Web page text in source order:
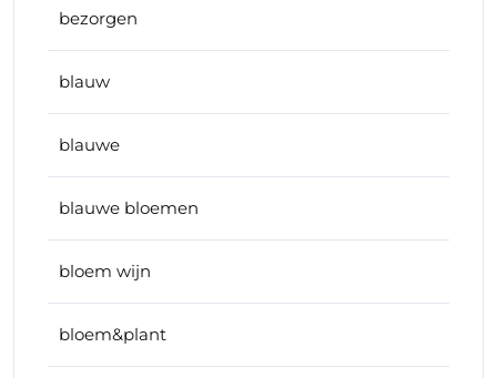
bezorgen
blauw
blauwe
blauwe bloemen
bloem wijn
bloem&plant